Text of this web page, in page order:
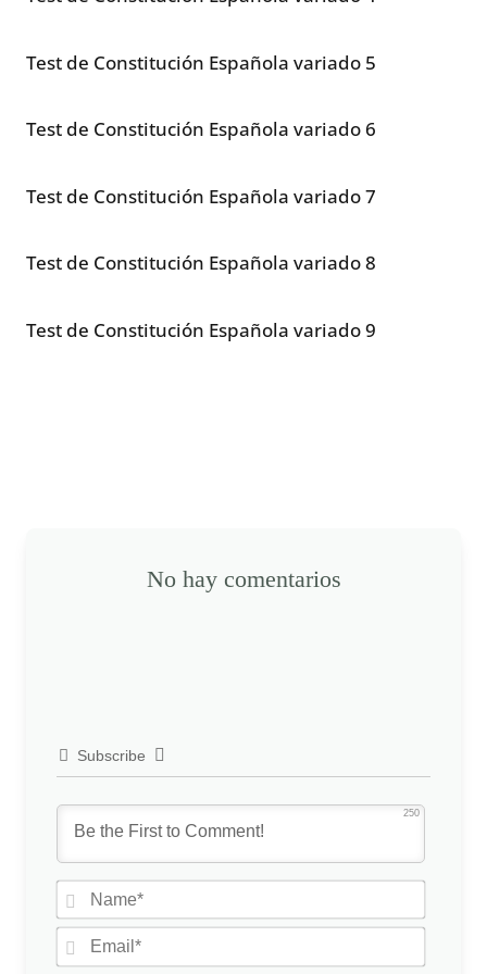
Test de Constitución Española variado 5
Test de Constitución Española variado 6
Test de Constitución Española variado 7
Test de Constitución Española variado 8
Test de Constitución Española variado 9
No hay comentarios
Subscribe
250
N
a
m